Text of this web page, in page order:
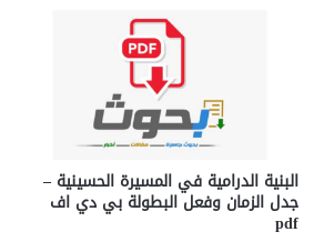
البنية الدرامية في المسيرة الحسينية –
جدل الزمان وفعل البطولة بي دي اف
pdf